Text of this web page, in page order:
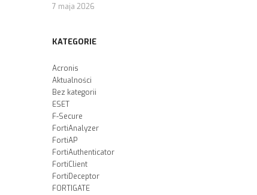
7 maja 2026
KATEGORIE
Acronis
Aktualności
Bez kategorii
ESET
F-Secure
FortiAnalyzer
FortiAP
FortiAuthenticator
FortiClient
FortiDeceptor
FORTIGATE